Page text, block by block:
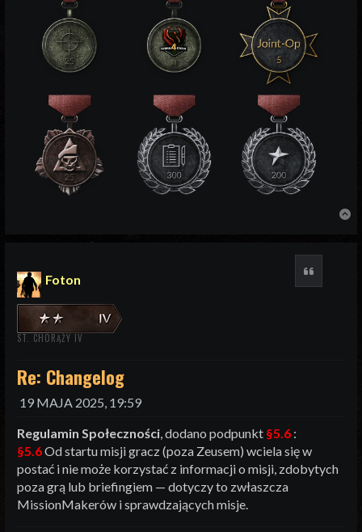
Foton
ST. CHORĄŻY IV
Re: Changelog
19 MAJA 2025, 19:59
Regulamin Społeczności, dodano podpunkt §5.6 :
§5.6Od startu misji gracz (poza Zeusem) wciela się w
postać i nie może korzystać z informacji o misji, zdobytych
poza grą lub briefingiem — dotyczy to zwłaszcza
MissionMakerów i sprawdzających misje.